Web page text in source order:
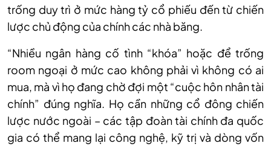
trống duy trì ở mức hàng tỷ cổ phiếu đến từ chiến
lược chủ động của chính các nhà băng.
“Nhiều ngân hàng cố tình “khóa” hoặc để trống
room ngoại ở mức cao không phải vì không có ai
mua, mà vì họ đang chờ đợi một “cuộc hôn nhân tài
chính” đúng nghĩa. Họ cần những cổ đông chiến
lược nước ngoài – các tập đoàn tài chính đa quốc
gia có thể mang lại công nghệ, kỹ trị và dòng vốn